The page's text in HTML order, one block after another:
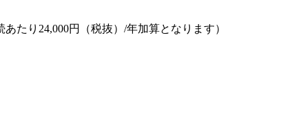
たり24,000円（税抜）/年加算となります）